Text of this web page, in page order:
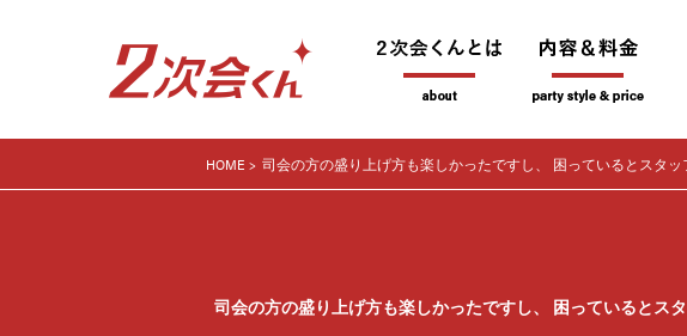
HOME 司会の方の盛り上げ方も楽しかったですし、 困っているとスタ
司会の方の盛り上げ方も楽しかったですし、 困っているとス